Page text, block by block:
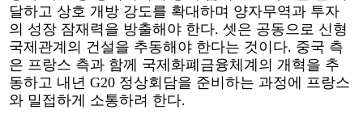
달하고 상호 개방 강도를 확대하며 양자무역과 투자
의 성장 잠재력을 방출해야 한다. 셋은 공동으로 신형
국제관계의 건설을 추동해야 한다는 것이다. 중국 측
은 프랑스 측과 함께 국제화폐금융체계의 개혁을 추
동하고 내년 G20 정상회담을 준비하는 과정에 프랑스
와 밀접하게 소통하려 한다.